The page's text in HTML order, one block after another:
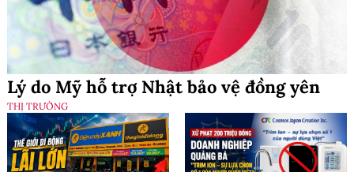
Lý do Mỹ hỗ trợ Nhật bảo vệ đồng yên
THỊ TRƯỜNG